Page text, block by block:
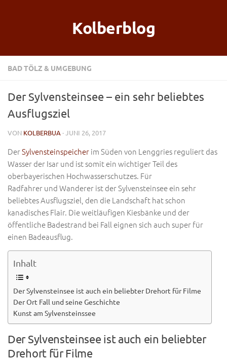
Kolberblog
BAD TÖLZ & UMGEBUNG
Der Sylvensteinsee – ein sehr beliebtes
Ausflugsziel
VON KOLBERBUA · JUNI 26, 2017
DerSylvensteinspeicherim Süden von Lenggries reguliert das
Wasser der Isar und ist somit ein wichtiger Teil des
oberbayerischen Hochwasserschutzes. Für
Radfahrer und Wanderer ist der Sylvensteinsee ein sehr
beliebtes Ausflugsziel, den die Landschaft hat schon
kanadisches Flair. Die weitläufigen Kiesbänke und der
öffentliche Badestrand bei Fall eignen sich auch super für
einen Badeausflug.
Inhalt
Der Sylvensteinsee ist auch ein beliebter Drehort für Filme
Der Ort Fall und seine Geschichte
Kunst am Sylvensteinssee
Der Sylvensteinsee ist auch ein beliebter
Drehort für Filme